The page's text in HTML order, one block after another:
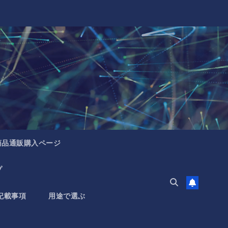
通販購入ページ
載事項 用途で選ぶ